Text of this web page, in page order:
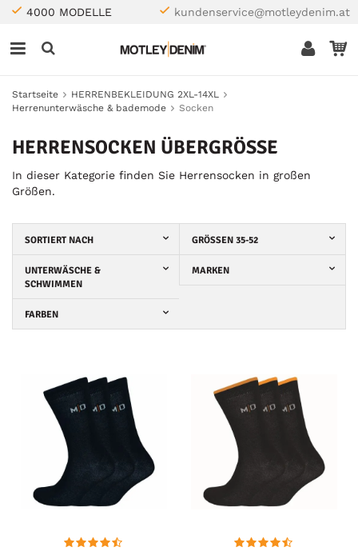
4000 MODELLE kundenservice@motleydenim.at
Startseite
HERRENBEKLEIDUNG 2XL-14XL
Herrenunterwäsche & bademode
Socken
HERRENSOCKEN ÜBERGRÖSSE
In dieser Kategorie finden Sie Herrensocken in großen
Größen.
SORTIERT NACH GRÖSSEN 35-52
UNTERWÄSCHE &
SCHWIMMEN
MARKEN
FARBEN